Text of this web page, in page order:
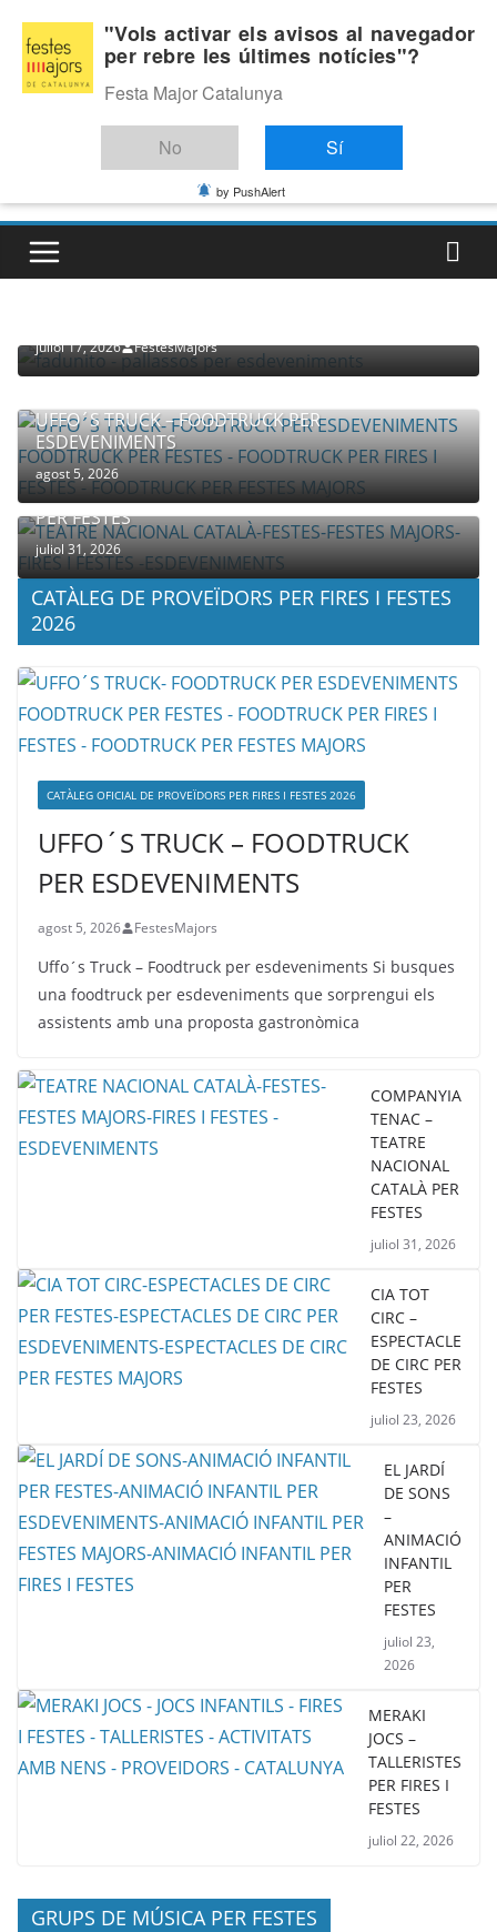
content
Dimecres, agost 5, 2026
Última:
juliol 17, 2026 FestesMajors
UFFO´S TRUCK – FOODTRUCK PER
ESDEVENIMENTS
agost 5, 2026
COMPANYIA TENAC – TEATRE NACIONAL CATALÀ
PER FESTES
juliol 31, 2026
CATÀLEG DE PROVEÏDORS PER FIRES I FESTES
2026
CATÀLEG OFICIAL DE PROVEÏDORS PER FIRES I FESTES 2026
UFFO´S TRUCK – FOODTRUCK
PER ESDEVENIMENTS
agost 5, 2026 FestesMajors
Uffo´s Truck – Foodtruck per esdeveniments Si busques
una foodtruck per esdeveniments que sorprengui els
assistents amb una proposta gastronòmica
COMPANYIA
TENAC –
TEATRE
NACIONAL
CATALÀ PER
FESTES
juliol 31, 2026
CIA TOT
CIRC –
ESPECTACLE
DE CIRC PER
FESTES
juliol 23, 2026
EL JARDÍ
DE SONS
–
ANIMACIÓ
INFANTIL
PER
FESTES
juliol 23,
2026
MERAKI
JOCS –
TALLERISTES
PER FIRES I
FESTES
juliol 22, 2026
GRUPS DE MÚSICA PER FESTES
"Vols activar els avisos al navegador
per rebre les últimes notícies"?
Festa Major Catalunya
No Sí
by PushAlert